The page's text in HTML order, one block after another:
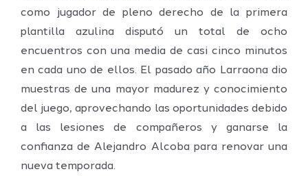
como jugador de pleno derecho de la primera
plantilla azulina disputó un total de ocho
encuentros con una media de casi cinco minutos
en cada uno de ellos. El pasado año Larraona dio
muestras de una mayor madurez y conocimiento
del juego, aprovechando las oportunidades debido
a las lesiones de compañeros y ganarse la
confianza de Alejandro Alcoba para renovar una
nueva temporada.